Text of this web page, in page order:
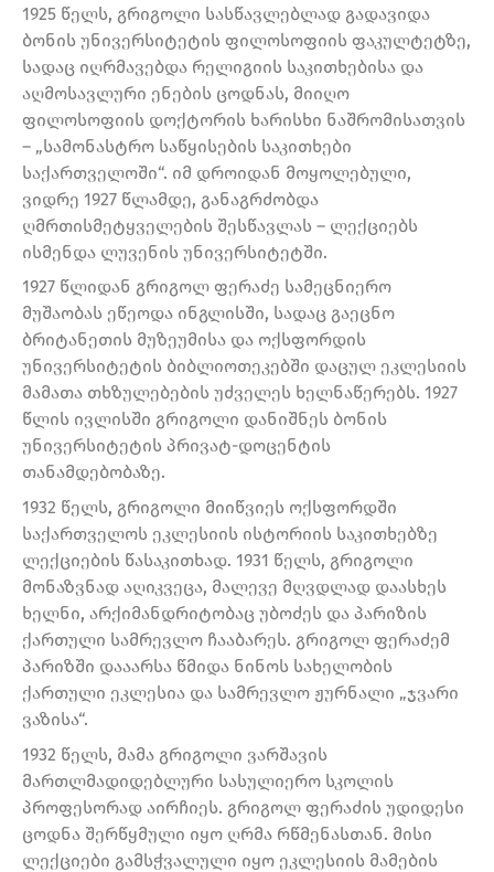
1925 წელს, გრიგოლი სასწავლებლად გადავიდა
ბონის უნივერსიტეტის ფილოსოფიის ფაკულტეტზე,
სადაც იღრმავებდა რელიგიის საკითხებისა და
აღმოსავლური ენების ცოდნას, მიიღო
ფილოსოფიის დოქტორის ხარისხი ნაშრომისათვის
– „სამონასტრო საწყისების საკითხები
საქართველოში“. იმ დროიდან მოყოლებული,
ვიდრე 1927 წლამდე, განაგრძობდა
ღმრთისმეტყველების შესწავლას – ლექციებს
ისმენდა ლუვენის უნივერსიტეტში.
1927 წლიდან გრიგოლ ფერაძე სამეცნიერო
მუშაობას ეწეოდა ინგლისში, სადაც გაეცნო
ბრიტანეთის მუზეუმისა და ოქსფორდის
უნივერსიტეტის ბიბლიოთეკებში დაცულ ეკლესიის
მამათა თხზულებების უძველეს ხელნაწერებს. 1927
წლის ივლისში გრიგოლი დანიშნეს ბონის
უნივერსიტეტის პრივატ-დოცენტის
თანამდებობაზე.
1932 წელს, გრიგოლი მიიწვიეს ოქსფორდში
საქართველოს ეკლესიის ისტორიის საკითხებზე
ლექციების წასაკითხად. 1931 წელს, გრიგოლი
მონაზვნად აღიკვეცა, მალევე მღვდლად დაასხეს
ხელნი, არქიმანდრიტობაც უბოძეს და პარიზის
ქართული სამრევლო ჩააბარეს. გრიგოლ ფერაძემ
პარიზში დააარსა წმიდა ნინოს სახელობის
ქართული ეკლესია და სამრევლო ჟურნალი „ჯვარი
ვაზისა“.
1932 წელს, მამა გრიგოლი ვარშავის
მართლმადიდებლური სასულიერო სკოლის
პროფესორად აირჩიეს. გრიგოლ ფერაძის უდიდესი
ცოდნა შერწყმული იყო ღრმა რწმენასთან. მისი
ლექციები გამსჭვალული იყო ეკლესიის მამების